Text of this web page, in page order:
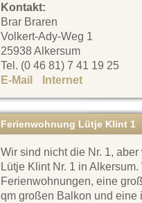
Kontakt:
Brar Braren
Volkert-Ady-Weg 1
25938 Alkersum
Tel. (0 46 81) 7 41 19 25
E-Mail
Internet
Ferienwohnung Lütje Klint 1
Wir sind nicht die Nr. 1,
Lütje Klint Nr. 1 in
Ferienwohnungen, eine
qm großen Balkon und eine